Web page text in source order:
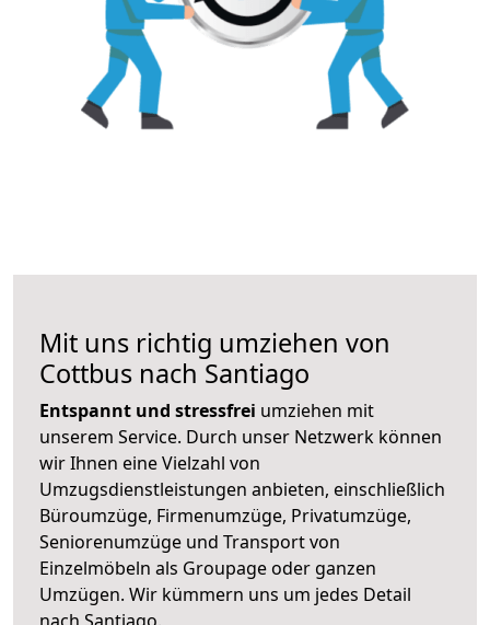
Mit uns richtig umziehen von
Cottbus nach Santiago
Entspannt und stressfrei umziehen mit
unserem Service. Durch unser Netzwerk können
wir Ihnen eine Vielzahl von
Umzugsdienstleistungen anbieten, einschließlich
Büroumzüge, Firmenumzüge, Privatumzüge,
Seniorenumzüge und Transport von
Einzelmöbeln als Groupage oder ganzen
Umzügen. Wir kümmern uns um jedes Detail